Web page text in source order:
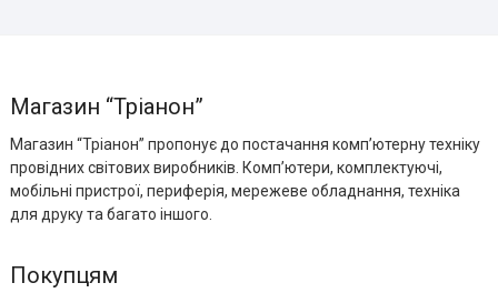
Магазин “Тріанон”
Магазин “Тріанон” пропонує до постачання комп’ютерну техніку
провідних світових виробників. Комп’ютери, комплектуючі,
мобільні пристрої, периферія, мережеве обладнання, техніка
для друку та багато іншого.
Покупцям